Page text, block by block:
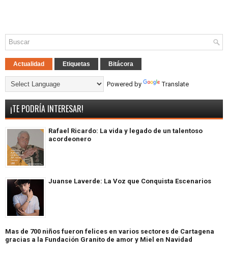
Actualidad Etiquetas Bitácora
Powered by Translate
¡TE PODRÍA INTERESAR!
Rafael Ricardo: La vida y legado de un talentoso
acordeonero
Juanse Laverde: La Voz que Conquista Escenarios
Mas de 700 niños fueron felices en varios sectores de Cartagena
gracias a la Fundación Granito de amor y Miel en Navidad